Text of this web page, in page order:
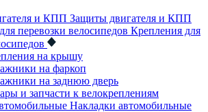
Защиты двигателя и КПП
Крепления для
на крышу
на фаркоп
на заднюю дверь
и запчасти к велокреплениям
Накладки автомобильные